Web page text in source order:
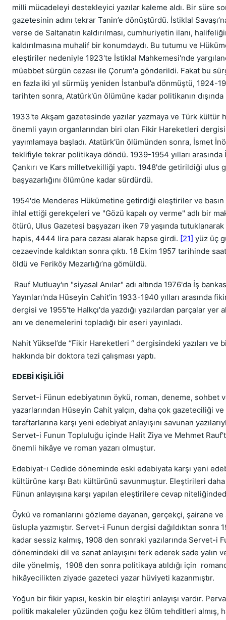
milli mücadeleyi destekleyici yazılar kaleme aldı. Bir süre
gazetesinin adını tekrar Tanin’e dönüştürdü. İstiklal
verse de Saltanatın kaldırılması, cumhuriyetin ilanı,
kaldırılmasına muhalif bir konumdaydı. Bu tutumu ve
eleştiriler nedeniyle 1923'te İstiklal Mahkemesi'nde
müebbet sürgün cezası ile Çorum'a gönderildi. Fakat bu
en fazla iki yıl sürmüş yeniden İstanbul’a dönmüştü, 1924-
tarihten sonra, Atatürk'ün ölümüne kadar politikanın dışında
1933'te Akşam gazetesinde yazılar yazmaya ve Türk kültür
önemli yayın organlarından biri olan Fikir Hareketleri
yayımlamaya başladı. Atatürk'ün ölümünden sonra, İsmet
teklifiyle tekrar politikaya döndü. 1939-1954 yılları arasında
Çankırı ve Kars milletvekilliği yaptı. 1948'de getirildiği ulus
başyazarlığını ölümüne kadar sürdürdü.
1954'de Menderes Hükümetine getirdiği eleştiriler ve basın
ihlal ettiği gerekçeleri ve "Gözü kapalı oy verme" adlı bir
ötürü, Ulus Gazetesi başyazarı iken 79 yaşında
hapis, 4444 lira para cezası alarak hapse girdi. [21] yüz üç
cezaevinde kaldıktan sonra çıktı. 18 Ekim 1957 tarihinde
öldü ve Feriköy Mezarlığı’na gömüldü.
Rauf Mutluay'ın "siyasal Anılar" adı altında 1976'da İş
Yayınları'nda Hüseyin Cahit'in 1933-1940 yılları arasında
dergisi ve 1955'te Halkçı'da yazdığı yazılardan parçalar yer
anı ve denemelerini topladığı bir eseri yayınladı.
Nahit Yüksel’de “Fikir Hareketleri “ dergisindeki yazıları ve
hakkında bir doktora tezi çalışması yaptı.
EDEBİ KİŞİLİĞİ
Servet-i Fünun edebiyatının öykü, roman, deneme, sohbet
yazarlarından Hüseyin Cahit yalçın, daha çok gazeteciliği
taraftarlarına karşı yeni edebiyat anlayışını savunan
Servet-i Funun Topluluğu içinde Halit Ziya ve Mehmet
önemli hikâye ve roman yazarı olmuştur.
Edebiyat-ı Cedide döneminde eski edebiyata karşı yeni
kültürüne karşı Batı kültürünü savunmuştur. Eleştirileri
Fünun anlayışına karşı yapılan eleştirilere cevap
Öykü ve romanlarını gözleme dayanan, gerçekçi, şairane
üslupla yazmıştır. Servet-i Funun dergisi dağıldıktan sonra
kadar sessiz kalmış, 1908 den sonraki yazılarında Servet-i
dönemindeki dil ve sanat anlayışını terk ederek sade yalın
dile yönelmiş, 1908 den sonra politikaya atıldığı için
hikâyecilikten ziyade gazeteci yazar hüviyeti kazanmıştır.
Yoğun bir fikir yapısı, keskin bir eleştiri anlayışı vardır.
politik makaleler yüzünden çoğu kez ölüm tehditleri almış,